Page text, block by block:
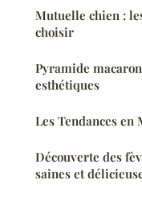
Mutuelle chien :
choisir
Pyramide
esthétiques
Les Tendances
Découverte des
saines et